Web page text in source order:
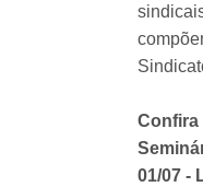
Confira
01/07 -